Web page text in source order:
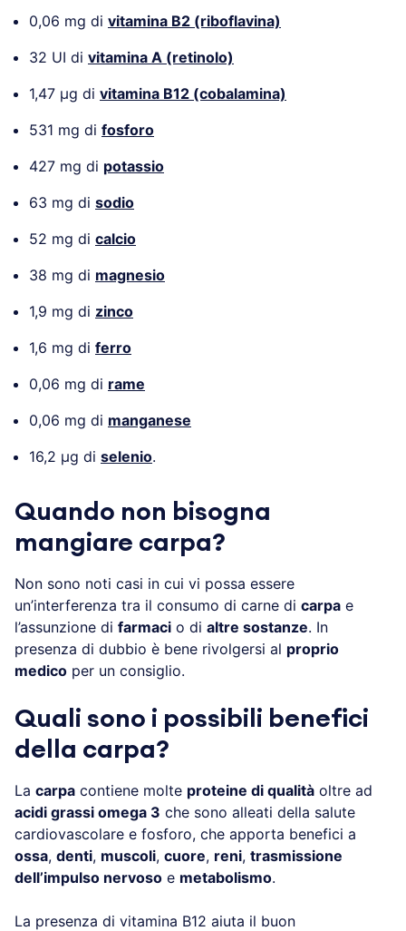
0,06 mg di vitamina B2 (riboflavina)
32 UI di vitamina A (retinolo)
1,47 µg di vitamina B12 (cobalamina)
531 mg di fosforo
427 mg di potassio
63 mg di sodio
52 mg di calcio
38 mg di magnesio
1,9 mg di zinco
1,6 mg di ferro
0,06 mg di rame
0,06 mg di manganese
16,2 µg di selenio.
Quando non bisogna
mangiare carpa?
Non sono noti casi in cui vi possa essere
un’interferenza tra il consumo di carne di carpa e
l’assunzione di farmaci o di altre sostanze. In
presenza di dubbio è bene rivolgersi al proprio
medico per un consiglio.
Quali sono i possibili benefici
della carpa?
La carpa contiene molte proteine di qualità oltre ad
acidi grassi omega 3 che sono alleati della salute
cardiovascolare e fosforo, che apporta benefici a
ossa, denti, muscoli, cuore, reni, trasmissione
dell’impulso nervoso e metabolismo.
La presenza di vitamina B12 aiuta il buon